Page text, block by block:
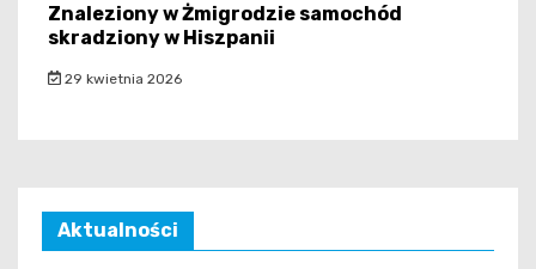
Znaleziony w Żmigrodzie samochód
skradziony w Hiszpanii
29 kwietnia 2026
Aktualności